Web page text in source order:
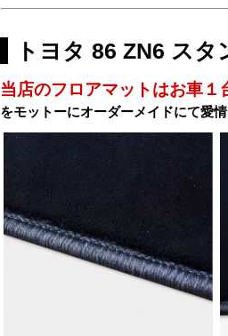
トヨタ 86 ZN6 ス
当店のフロアマットはお車１
をモットーにオーダーメイドにて愛